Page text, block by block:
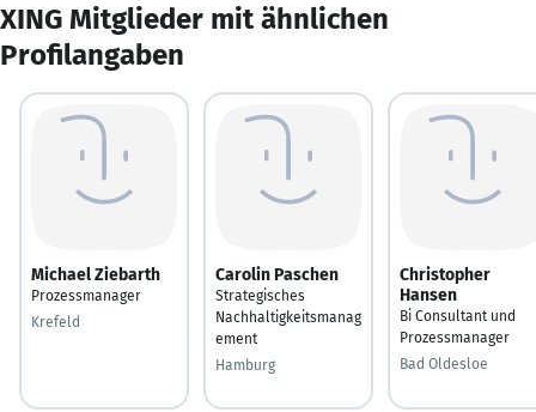
XING Mitglieder mit ähnlichen
Profilangaben
Michael Ziebarth
Prozessmanager
Krefeld
Carolin Paschen
Strategisches
Nachhaltigkeitsmanag
ement
Hamburg
Christopher
Hansen
Bi Consultant und
Prozessmanager
Bad Oldesloe